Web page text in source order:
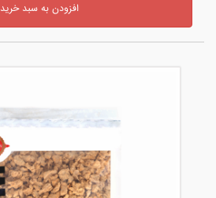
افزودن به سبد خرید